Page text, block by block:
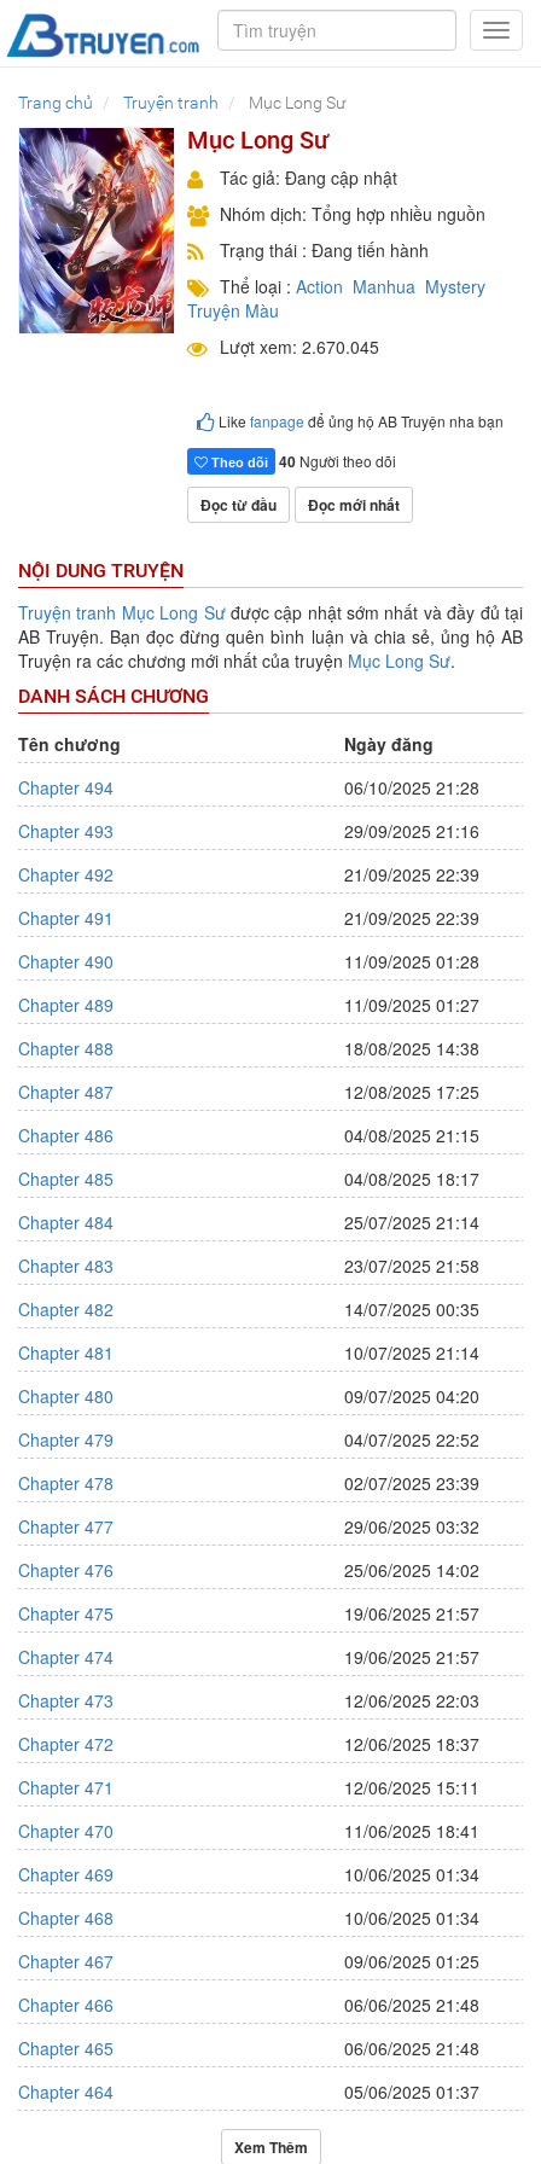
Trang chủ Truyện tranh Mục Long Sư
Mục Long Sư
Tác giả: Đang cập nhật
Nhóm dịch: Tổng hợp nhiều nguồn
Trạng thái : Đang tiến hành
Thể loại : Action Manhua Mystery
Truyện Màu
Lượt xem: 2.670.045
Like fanpage để ủng hộ AB Truyện nha bạn
Theo dõi 40 Người theo dõi
Đọc từ đầu Đọc mới nhất
NỘI DUNG TRUYỆN
Truyện tranh Mục Long Sưđược cập nhật sớm nhất và đầy đủ tại
AB Truyện. Bạn đọc đừng quên bình luận và chia sẻ, ủng hộ AB
Truyện ra các chương mới nhất của truyện Mục Long Sư.
DANH SÁCH CHƯƠNG
Tên chương
Ngày đăng
Chapter 494
06/10/2025 21:28
Chapter 493
29/09/2025 21:16
Chapter 492
21/09/2025 22:39
Chapter 491
21/09/2025 22:39
Chapter 490
11/09/2025 01:28
Chapter 489
11/09/2025 01:27
Chapter 488
18/08/2025 14:38
Chapter 487
12/08/2025 17:25
Chapter 486
04/08/2025 21:15
Chapter 485
04/08/2025 18:17
Chapter 484
25/07/2025 21:14
Chapter 483
23/07/2025 21:58
Chapter 482
14/07/2025 00:35
Chapter 481
10/07/2025 21:14
Chapter 480
09/07/2025 04:20
Chapter 479
04/07/2025 22:52
Chapter 478
02/07/2025 23:39
Chapter 477
29/06/2025 03:32
Chapter 476
25/06/2025 14:02
Chapter 475
19/06/2025 21:57
Chapter 474
19/06/2025 21:57
Chapter 473
12/06/2025 22:03
Chapter 472
12/06/2025 18:37
Chapter 471
12/06/2025 15:11
Chapter 470
11/06/2025 18:41
Chapter 469
10/06/2025 01:34
Chapter 468
10/06/2025 01:34
Chapter 467
09/06/2025 01:25
Chapter 466
06/06/2025 21:48
Chapter 465
06/06/2025 21:48
Chapter 464
05/06/2025 01:37
Xem Thêm